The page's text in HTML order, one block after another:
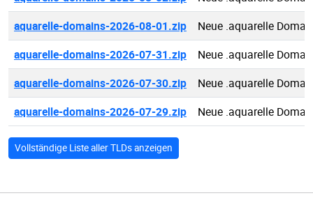
aquarelle-domains-2026-08-01.zip
Neue .aquarelle
aquarelle-domains-2026-07-31.zip
Neue .aquarelle
aquarelle-domains-2026-07-30.zip
Neue .aquarelle
aquarelle-domains-2026-07-29.zip
Neue .aquarelle
Vollständige Liste aller TLDs anzeigen